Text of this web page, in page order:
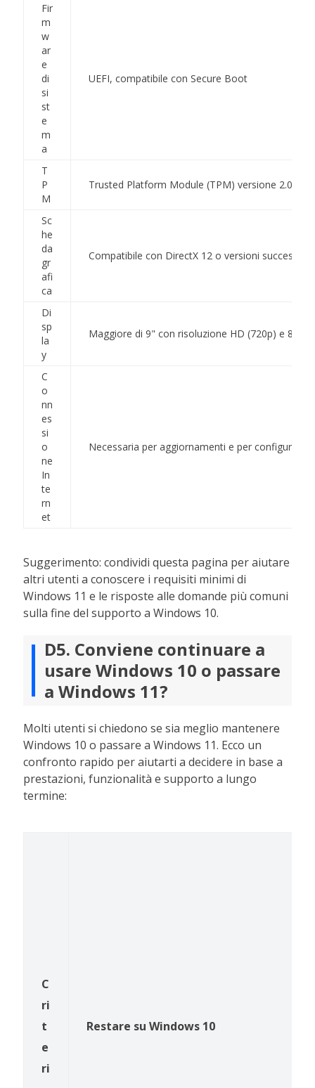
Fir
m
w
ar
e
di
si
st
e
m
a
UEFI, compatibile con Secure Boot
T
P
M
Trusted Platform Module (TPM) versione 2.0
Sc
he
da
gr
afi
ca
Compatibile con DirectX 12 o versioni
Di
sp
la
y
Maggiore di 9" con risoluzione HD (720p) e 8 bit
C
o
nn
es
si
o
ne
In
te
rn
et
Necessaria per aggiornamenti e per
Suggerimento: condividi questa pagina per aiutare
altri utenti a conoscere i requisiti minimi di
Windows 11 e le risposte alle domande più comuni
sulla fine del supporto a Windows 10.
D5. Conviene continuare a
usare Windows 10 o passare
a Windows 11?
Molti utenti si chiedono se sia meglio mantenere
Windows 10 o passare a Windows 11. Ecco un
confronto rapido per aiutarti a decidere in base a
prestazioni, funzionalità e supporto a lungo
termine:
C
ri
t
e
ri
Restare su Windows 10